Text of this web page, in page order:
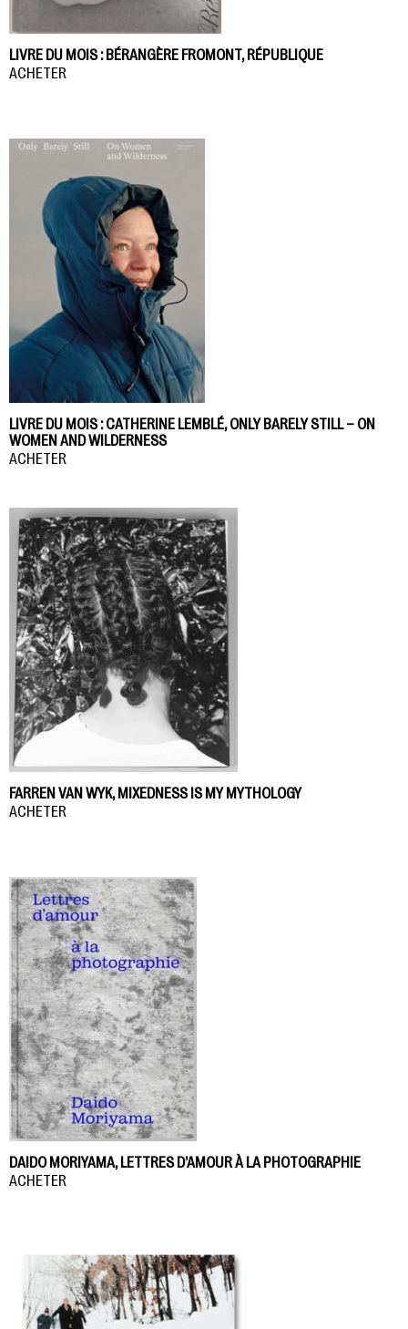
LIVRE DU MOIS : BÉRANGÈRE FROMONT, RÉPUBLIQUE
ACHETER
LIVRE DU MOIS : CATHERINE LEMBLÉ, ONLY BARELY STILL – ON
WOMEN AND WILDERNESS
ACHETER
FARREN VAN WYK, MIXEDNESS IS MY MYTHOLOGY
ACHETER
DAIDO MORIYAMA, LETTRES D’AMOUR À LA PHOTOGRAPHIE
ACHETER